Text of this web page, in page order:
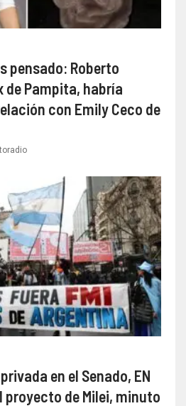
pensado: Roberto
de Pampita, habría
con Emily Ceco de
en el Senado, EN
proyecto de Milei, minuto